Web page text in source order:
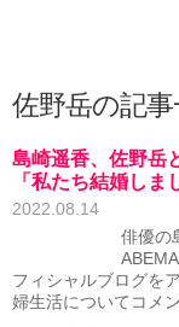
佐野岳の記
島崎遥香、佐野岳
「私たち結婚し
2022.08.14
俳優の
フィシャルブログを
婦生活についてコメ